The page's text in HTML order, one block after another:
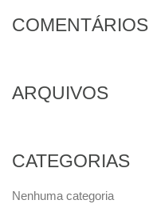
COMENTÁRIOS
ARQUIVOS
CATEGORIAS
Nenhuma categoria